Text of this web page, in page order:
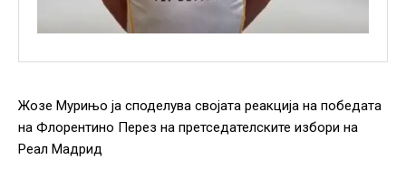
Жозе Мурињо ја споделува својата реакција на победата
на Флорентино Перез на претседателските избори на
Реал Мадрид